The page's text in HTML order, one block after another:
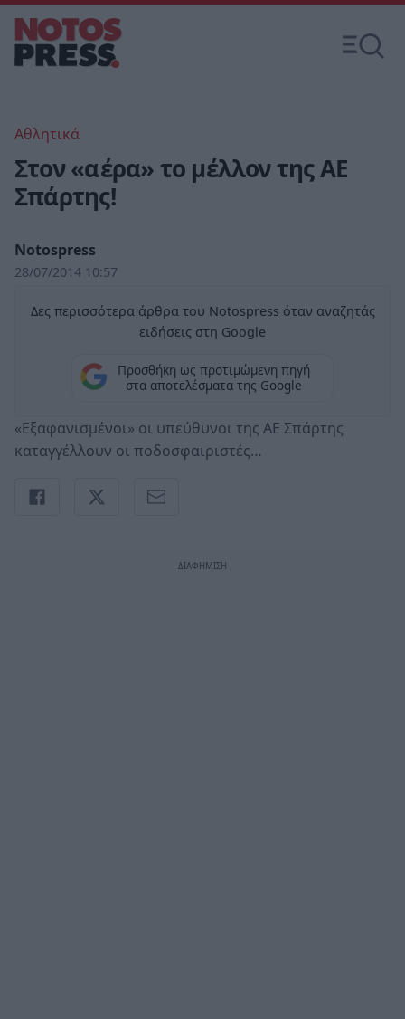
Αθλητικά
Στον «αέρα» το μέλλον της ΑΕ
Σπάρτης!
Notospress
28/07/2014 10:57
Δες περισσότερα άρθρα του Notospress όταν αναζητάς
ειδήσεις στη Google
Προσθήκη ως προτιμώμενη πηγή
στα αποτελέσματα της Google
«Εξαφανισμένοι» οι υπεύθυνοι της ΑΕ Σπάρτης
καταγγέλλουν οι ποδοσφαιριστές…